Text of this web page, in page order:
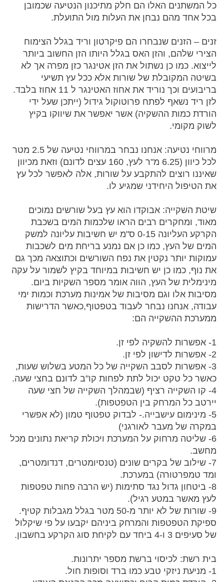
כל המשתנים האלו הם חלק מתיכנון הנטיעה שכמובן
בכל אחד מהם נבחן את העלות מול התועלת.
זנים – הזנים שנבחרו הם פיקרטון וריד בגלל הצימוח
הצירי שלהם, והזן האס בגלל היותו הזן החשוב ביותר
לייצוא. כמו כן נשתול את הזן אטינגר כזן מפרה אך לא
בשיטה המקובלת של שורות אלא ככל עץ תשיעי
בריבועים וכך נוריד את אחוז האטינגר ל 11 אחוז בלבד.
לזן ריד נשאף לפתח פרוטוקול גידול (ייתכן שעל ידי
הורדת כמות ההשקיה) אשר יאפשר את שיווקו בקיץ
לשוק מקומי.
מרווחי נטיעה: אנחנו נבחר במרווחי נטיעה של 2.5 מטר
לכל כיוון (6.25 מ"ר לעץ, 160 עצים לדונם) וזאת מכיוון
שאיננו רוצים להתקבע על שורות, אלה לאפשר לכל עץ
את הטיפול היחידני שמגיע לו.
שיטת השקייה: אבוקדו הוא עץ בעל שורשים נמוכים
מאוד, ומחקרים רבים הראו שלכמות המים בשכבת
הקרקע העליונה 0-15 ס"מ יש חשיבות עליונה למשק
המים של העץ, כמו כן אם נמנע בריחת מים לשכבות
עמוקות יותר נקטין את נפח השורשים וכתוצאה מכך גם
את נוף, כמו כן יש חשיבות במיוחד בקיץ לשמור על עקה
מינימלית של העץ, הווה אומר מספר השקיות ביום.
מסיבות אלו וגם מסיבות של אמינות מערכת וכמות ימי
עבודה, אנחנו נבחר לעבוד בטפטוף,כאשר הדרישות
ממערכת ההשקייה הם:
1- אפשרות להשקיה לפי זן.
2- אפשרות לדישון לפי זן.
3- אפשרות לסבב השקייה של כל המטע בשלוש שעות,
כאשר כל טקט יכול לתת לפחות קו"ב לדונם בחצי שעה.
4- קו השקייה רציף (שבמהלך השקייה של חצי שעה
יירטב כל המרחק בין הטפטפות).
5- מינימום עישבייה.- לבדוק טפטוף טמון (לא אפשרי
במקרה של מעבר לאורגני)
6- שליטה מרחוק על המערכת ויכולת קריאת נתונים מכל
מחשב.
7- שילוב של בקרים שונים (טנסיומטרים, דנדומטרים,
ומד טמפרטורה) במערכת.
8- ביטחון גדול נגד סתימות (יש הרבה פחות טפטפות
לעץ מאשר במטע רגיל).
9- שורות של לא יותר מ-50 מטר בגלל מגבלות קטיף.
ספיקת הטפטפות והמרחק ביניהם יקבעו על פי שיקלול
של סעיפים 3 ו-4 ביחד עם לקיחת סוג הקרקע בחשבון.
בית רשת: לכיסוי ברשת מספר יתרונות.
1- מניעת ניזקי טבע כמו ברד וסופות חול.